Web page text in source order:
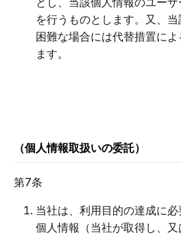
を行うものとします。又、
困難な場合には代替措置に
ます。
（個人情報取扱いの委託）
第7条
当社は、利用目的の達成に必
個人情報（当社が取得し、